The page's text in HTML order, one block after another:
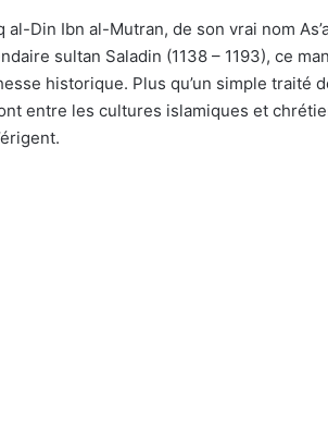
al-Din Ibn al-Mutran, de son vrai nom
sultan Saladin (1138 – 1193), ce
historique. Plus qu’un simple traité
entre les cultures islamiques et